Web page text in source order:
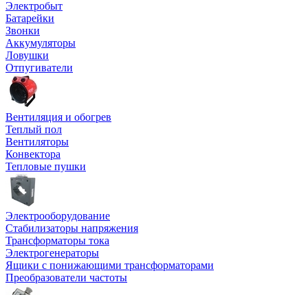
Электробыт
Батарейки
Звонки
Аккумуляторы
Ловушки
Отпугиватели
Вентиляция и обогрев
Теплый пол
Вентиляторы
Конвектора
Тепловые пушки
Электрооборудование
Стабилизаторы напряжения
Трансформаторы тока
Электрогенераторы
Ящики с понижающими трансформаторами
Преобразователи частоты